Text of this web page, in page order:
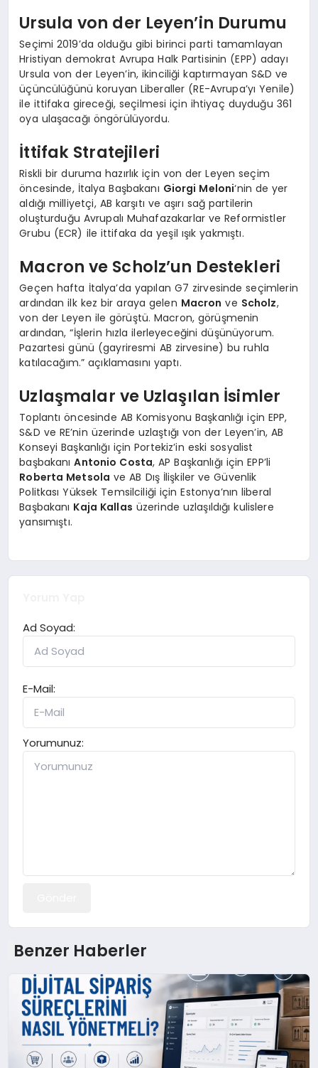
Ursula von der Leyen’in Durumu
Seçimi 2019’da olduğu gibi birinci parti tamamlayan
Hristiyan demokrat Avrupa Halk Partisinin (EPP) adayı
Ursula von der Leyen’in, ikinciliği kaptırmayan S&D ve
üçüncülüğünü koruyan Liberaller (RE-Avrupa’yı Yenile)
ile ittifaka gireceği, seçilmesi için ihtiyaç duyduğu 361
oya ulaşacağı öngörülüyordu.
İttifak Stratejileri
Riskli bir duruma hazırlık için von der Leyen seçim
öncesinde, İtalya Başbakanı Giorgi Meloni‘nin de yer
aldığı milliyetçi, AB karşıtı ve aşırı sağ partilerin
oluşturduğu Avrupalı Muhafazakarlar ve Reformistler
Grubu (ECR) ile ittifaka da yeşil ışık yakmıştı.
Macron ve Scholz’un Destekleri
Geçen hafta İtalya’da yapılan G7 zirvesinde seçimlerin
ardından ilk kez bir araya gelen Macron ve Scholz,
von der Leyen ile görüştü. Macron, görüşmenin
ardından, “İşlerin hızla ilerleyeceğini düşünüyorum.
Pazartesi günü (gayriresmi AB zirvesine) bu ruhla
katılacağım.” açıklamasını yaptı.
Uzlaşmalar ve Uzlaşılan İsimler
Toplantı öncesinde AB Komisyonu Başkanlığı için EPP,
S&D ve RE’nin üzerinde uzlaştığı von der Leyen’in, AB
Konseyi Başkanlığı için Portekiz’in eski sosyalist
başbakanıAntonio Costa, AP Başkanlığı için EPP’li
Roberta Metsola ve AB Dış İlişkiler ve Güvenlik
Politkası Yüksek Temsilciliği için Estonya’nın liberal
Başbakanı Kaja Kallas üzerinde uzlaşıldığı kulislere
yansımıştı.
Ad Soyad:
E-Mail:
Yorumunuz:
Benzer Haberler